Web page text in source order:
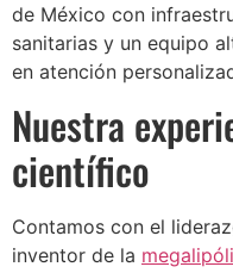
de México con
sanitarias y un equipo
en atención
Nuestra
científico
Contamos con el
inventor de la